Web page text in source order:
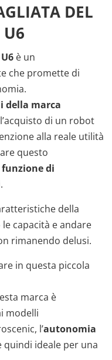
DEL
U6
U6 è un
che promette di
della marca
di un robot
alla reale utilità
questo
di
.
della
capacità e andare
rimanendo delusi.
in questa piccola
marca è
modelli
l’autonomia
quindi ideale per una